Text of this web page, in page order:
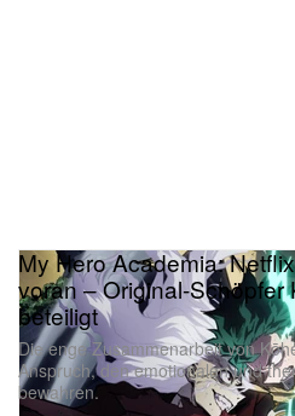
My Hero Academia:
voran – Original-Schöpfer
beteiligt
Die enge Zusammenarbeit von
Anspruch, den emotionalen und
bewahren.